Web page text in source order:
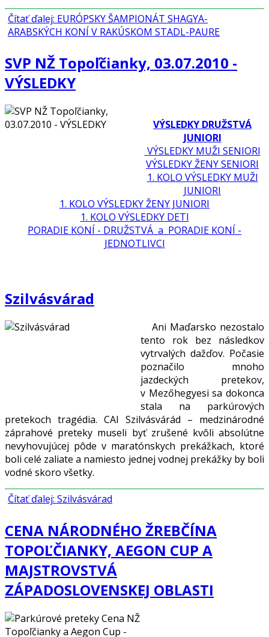
Čítať ďalej: EURÓPSKY ŠAMPIONÁT SHAGYA-
ARABSKÝCH KONÍ V RAKÚSKOM STADL-PAURE
SVP NŽ Topoľčianky, 03.07.2010 -
VÝSLEDKY
VÝSLEDKY DRUŽSTVÁ
JUNIORI
VÝSLEDKY MUŽI SENIORI
VÝSLEDKY ŽENY SENIORI
1. KOLO VÝSLEDKY MUŽI
JUNIORI
1. KOLO VÝSLEDKY ŽENY JUNIORI
1. KOLO VÝSLEDKY DETI
PORADIE KONÍ - DRUŽSTVÁ a PORADIE KONÍ -
JEDNOTLIVCI
Szilvásvárad
Ani Maďarsko nezostalo
tento rok bez následkov
vytrvalých dažďov. Počasie
poznačilo mnoho
jazdeckých pretekov,
v Mezőhegyesi sa dokonca
stala na parkúrových
pretekoch tragédia. CAI Szilvásvárád – medzinárodné
záprahové preteky museli byť zrušené kvôli absolútne
nevyhovujúcej pôde v maratónskych prekážkach, ktoré
boli celé zaliate a namiesto jednej vodnej prekážky by boli
vodné skoro všetky.
Čítať ďalej: Szilvásvárad
CENA NÁRODNÉHO ŽREBČÍNA
TOPOĽČIANKY, AEGON CUP A
MAJSTROVSTVÁ
ZÁPADOSLOVENSKEJ OBLASTI